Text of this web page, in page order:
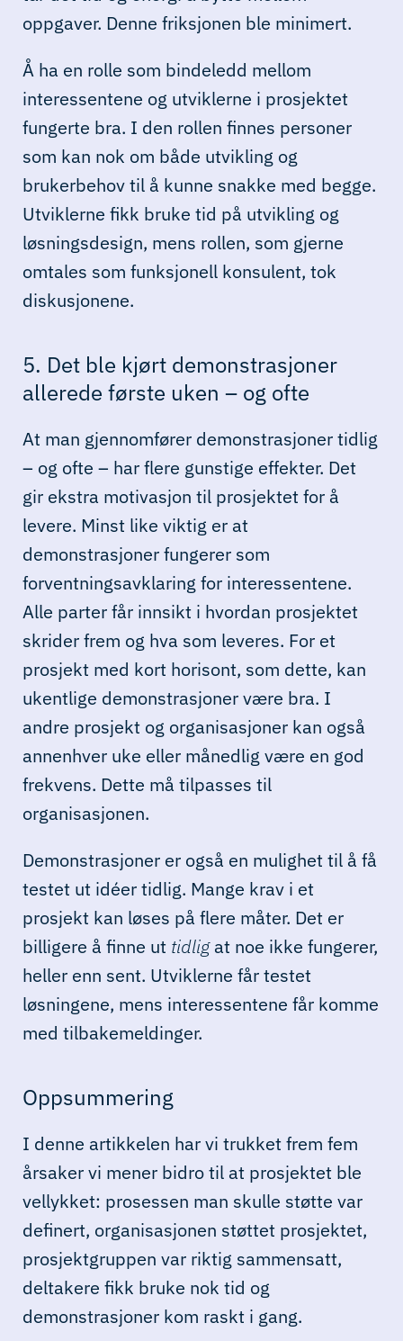
oppgaver. Denne friksjonen ble minimert.
Å ha en rolle som bindeledd mellom
interessentene og utviklerne i prosjektet
fungerte bra. I den rollen finnes personer
som kan nok om både utvikling og
brukerbehov til å kunne snakke med begge.
Utviklerne fikk bruke tid på utvikling og
løsningsdesign, mens rollen, som gjerne
omtales som funksjonell konsulent, tok
diskusjonene.
5. Det ble kjørt demonstrasjoner
allerede første uken – og ofte
At man gjennomfører demonstrasjoner tidlig
– og ofte – har flere gunstige effekter. Det
gir ekstra motivasjon til prosjektet for å
levere. Minst like viktig er at
demonstrasjoner fungerer som
forventningsavklaring for interessentene.
Alle parter får innsikt i hvordan prosjektet
skrider frem og hva som leveres. For et
prosjekt med kort horisont, som dette, kan
ukentlige demonstrasjoner være bra. I
andre prosjekt og organisasjoner kan også
annenhver uke eller månedlig være en god
frekvens. Dette må tilpasses til
organisasjonen.
Demonstrasjoner er også en mulighet til å få
testet ut idéer tidlig. Mange krav i et
prosjekt kan løses på flere måter. Det er
billigere å finne ut tidligat noe ikke fungerer,
heller enn sent. Utviklerne får testet
løsningene, mens interessentene får komme
med tilbakemeldinger.
Oppsummering
I denne artikkelen har vi trukket frem fem
årsaker vi mener bidro til at prosjektet ble
vellykket: prosessen man skulle støtte var
definert, organisasjonen støttet prosjektet,
prosjektgruppen var riktig sammensatt,
deltakere fikk bruke nok tid og
demonstrasjoner kom raskt i gang.